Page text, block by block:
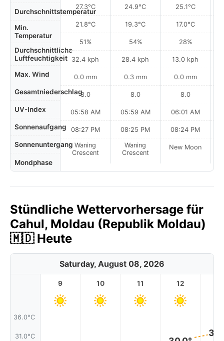
Durchschnittstemperatur
Min.
Temperatur
Durchschnittliche
Luftfeuchtigkeit
Max. Wind
Gesamtniederschlag
UV-Index
Sonnenaufgang
Sonnenuntergang
Mondphase
27.3°C
21.8°C
51%
32.4 kph
0.0 mm
8.0
05:58 AM
08:27 PM
Waning
Crescent
24.9°C
19.3°C
54%
28.4 kph
0.3 mm
8.0
05:59 AM
08:25 PM
Waning
Crescent
25.1°C
17.0°C
28%
13.0 kph
0.0 mm
8.0
06:01 AM
08:24 PM
New Moon
Stündliche Wettervorhersage für
Cahul, Moldau (Republik Moldau)
🇲🇩 Heute
Saturday, August 08, 2026
36.0°C
31.0°C
9 10 11 12